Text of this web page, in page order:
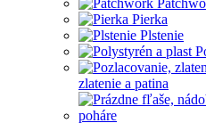
Pierka
Plstenie
zlatenie a patina